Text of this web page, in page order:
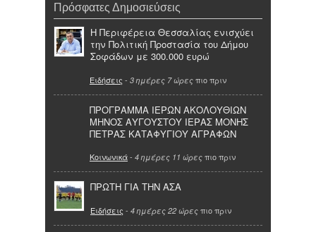
Πρόσφατες Δημοσιεύσεις
Η Περιφέρεια Θεσσαλίας ενισχύει
την Πολιτική Προστασία του Δήμου
Σοφάδων με 300.000 ευρώ
Ειδήσεις - 3 ημέρες 7 ώρες πιο πριν
ΠΡΟΓΡΑΜΜΑ ΙΕΡΩΝ ΑΚΟΛΟΥΘΙΩΝ
ΜΗΝΟΣ ΑΥΓΟΥΣΤΟΥ ΙΕΡΑΣ ΜΟΝΗΣ
ΠΕΤΡΑΣ ΚΑΤΑΦΥΓΙΟΥ ΑΓΡΑΦΩΝ
Κοινωνικά- 4 ημέρες 11 ώρες πιο πριν
ΠΡΩΤΗ ΓΙΑ ΤΗΝ ΑΣΑ
Ειδήσεις - 4 ημέρες 22 ώρες πιο πριν